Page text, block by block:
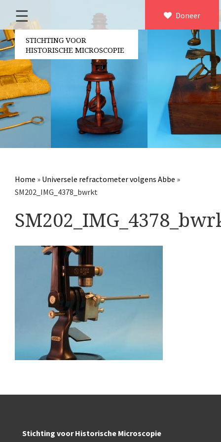
×
Home
Over ons
Contact
Bestuur
Vrijwilligers
Partners
Jaarverslagen
Microscopen
Overige optische instrumenten
Elektrische meetapparatuur
Boeken
Divers
Makers
Images
Culpeper (ca. 1735)
Cuff (ca. 1745)
volgens Culpeper (1750-
Nachet, ‘grand modèle’ (1856-1862)
Doneer
☰
STICHTING VOOR
HISTORISCHE MICROSCOPIE
Home » Universele refractometer volgens Abbe »
SM202_IMG_4378_bwrkt
Stichting voor Historische Microscopie